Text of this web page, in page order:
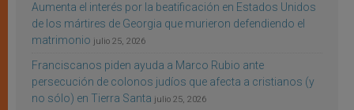
Aumenta el interés por la beatificación en Estados Unidos
de los mártires de Georgia que murieron defendiendo el
matrimonio julio 25, 2026
Franciscanos piden ayuda a Marco Rubio ante
persecución de colonos judíos que afecta a cristianos (y
no sólo) en Tierra Santa julio 25, 2026